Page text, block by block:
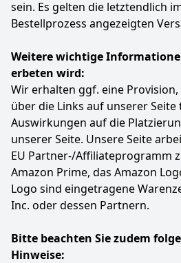
sein. Es gelten die letztendlich
Bestellprozess angezeigten
Weitere wichtige
erbeten wird:
Wir erhalten ggf. eine Provision,
über die Links auf unserer
Auswirkungen auf die
unserer Seite. Unsere Seite
EU Partner-/Affiliateprogramm
Amazon Prime, das Amazon
Logo sind eingetragene
Inc. oder dessen Partnern.
Bitte beachten Sie zudem
Hinweise: